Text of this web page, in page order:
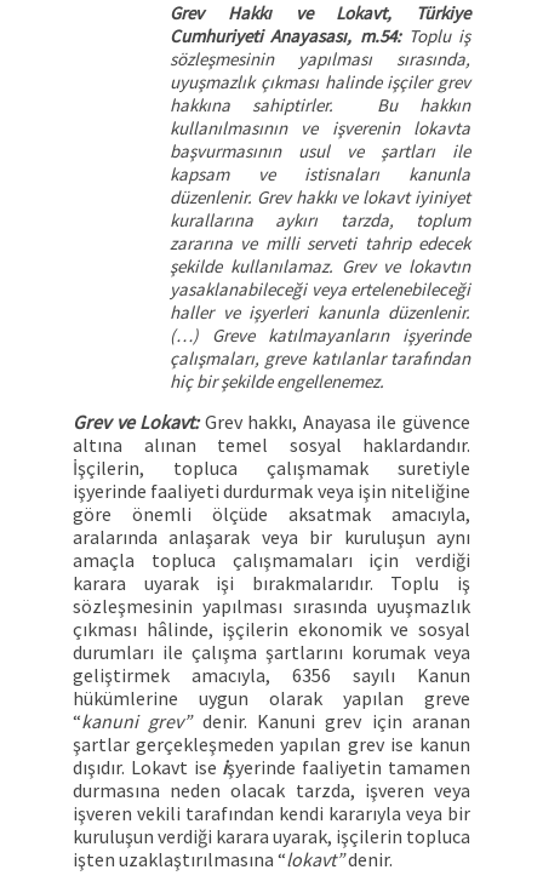
Grev Hakkı ve Lokavt, Türkiye
Cumhuriyeti Anayasası, m.54: Toplu iş
sözleşmesinin yapılması sırasında,
uyuşmazlık çıkması halinde işçiler grev
hakkına sahiptirler. Bu hakkın
kullanılmasının ve işverenin lokavta
başvurmasının usul ve şartları ile
kapsam ve istisnaları kanunla
düzenlenir. Grev hakkı ve lokavt iyiniyet
kurallarına aykırı tarzda, toplum
zararına ve milli serveti tahrip edecek
şekilde kullanılamaz. Grev ve lokavtın
yasaklanabileceği veya ertelenebileceği
haller ve işyerleri kanunla düzenlenir.
(…) Greve katılmayanların işyerinde
çalışmaları, greve katılanlar tarafından
hiç bir şekilde engellenemez.
Grev ve Lokavt:Grev hakkı, Anayasa ile güvence
altına alınan temel sosyal haklardandır.
İşçilerin, topluca çalışmamak suretiyle
işyerinde faaliyeti durdurmak veya işin niteliğine
göre önemli ölçüde aksatmak amacıyla,
aralarında anlaşarak veya bir kuruluşun aynı
amaçla topluca çalışmamaları için verdiği
karara uyarak işi bırakmalarıdır. Toplu iş
sözleşmesinin yapılması sırasında uyuşmazlık
çıkması hâlinde, işçilerin ekonomik ve sosyal
durumları ile çalışma şartlarını korumak veya
geliştirmek amacıyla, 6356 sayılı Kanun
hükümlerine uygun olarak yapılan greve
“kanuni grev”denir. Kanuni grev için aranan
şartlar gerçekleşmeden yapılan grev ise kanun
dışıdır. Lokavt ise işyerinde faaliyetin tamamen
durmasına neden olacak tarzda, işveren veya
işveren vekili tarafından kendi kararıyla veya bir
kuruluşun verdiği karara uyarak, işçilerin topluca
işten uzaklaştırılmasına “lokavt”denir.